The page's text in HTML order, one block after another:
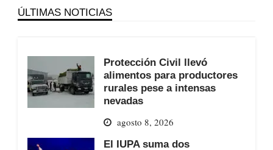
ÚLTIMAS NOTICIAS
Protección Civil llevó
alimentos para productores
rurales pese a intensas
nevadas
agosto 8, 2026
El IUPA suma dos